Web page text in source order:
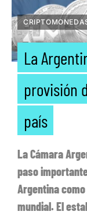
La
provisión
país
La Cámara
paso
Argentina
mundial. El